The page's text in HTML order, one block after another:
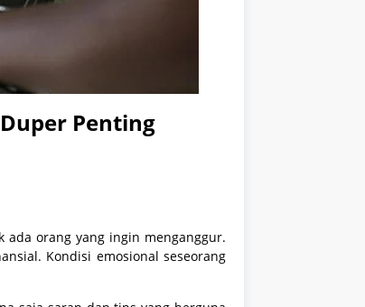
Penting
ada orang yang ingin menganggur.
Kondisi emosional seseorang